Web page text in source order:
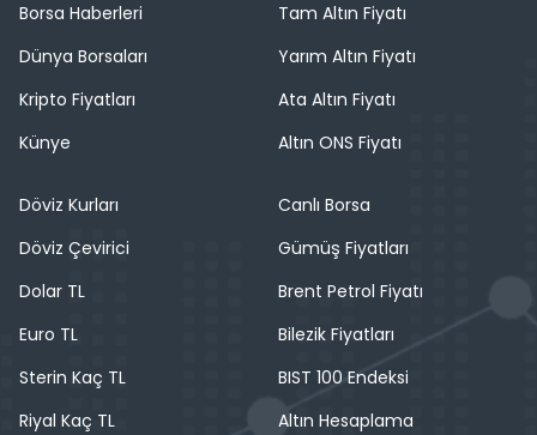
Borsa Haberleri
Dünya Borsaları
Kripto Fiyatları
Künye
Tam Altın Fiyatı
Yarım Altın Fiyatı
Ata Altın Fiyatı
Altın ONS Fiyatı
Döviz Kurları
Döviz Çevirici
Dolar TL
Euro TL
Sterin Kaç TL
Riyal Kaç TL
Canlı Borsa
Gümüş Fiyatları
Brent Petrol Fiyatı
Bilezik Fiyatları
BIST 100 Endeksi
Altın Hesaplama